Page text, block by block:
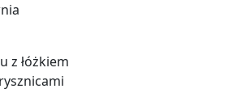
z łóżkiem